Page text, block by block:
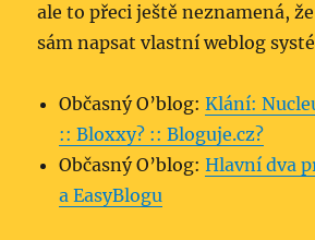
ale to přeci ještě neznamená,
sám napsat vlastní weblog
Občasný O’blog:Klání:
:: Bloxxy? :: Bloguje.cz?
Občasný O’blog:Hlavní dva
a EasyBlogu